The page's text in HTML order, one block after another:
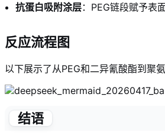
抗蛋白吸附涂层：PEG链段赋予表
反应流程图
以下展示了从PEG和二异氰酸酯到聚
结语